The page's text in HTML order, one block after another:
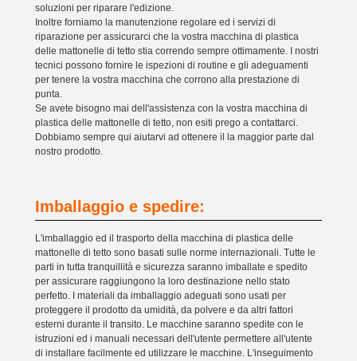
soluzioni per riparare l'edizione.
Inoltre forniamo la manutenzione regolare ed i servizi di
riparazione per assicurarci che la vostra macchina di plastica
delle mattonelle di tetto stia correndo sempre ottimamente. I nostri
tecnici possono fornire le ispezioni di routine e gli adeguamenti
per tenere la vostra macchina che corrono alla prestazione di
punta.
Se avete bisogno mai dell'assistenza con la vostra macchina di
plastica delle mattonelle di tetto, non esiti prego a contattarci.
Dobbiamo sempre qui aiutarvi ad ottenere il la maggior parte dal
nostro prodotto.
Imballaggio e spedire:
L'imballaggio ed il trasporto della macchina di plastica delle
mattonelle di tetto sono basati sulle norme internazionali. Tutte le
parti in tutta tranquillità e sicurezza saranno imballate e spedito
per assicurare raggiungono la loro destinazione nello stato
perfetto. I materiali da imballaggio adeguati sono usati per
proteggere il prodotto da umidità, da polvere e da altri fattori
esterni durante il transito. Le macchine saranno spedite con le
istruzioni ed i manuali necessari dell'utente permettere all'utente
di installare facilmente ed utilizzare le macchine. L'inseguimento